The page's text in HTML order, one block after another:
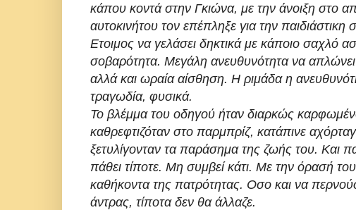
κάπου κοντά στην Γκιώνα, με την άνοιξη
αυτοκινήτου τον επέπληξε για την
Ετοιμος να γελάσει δηκτικά με κάποιο σαχλό
σοβαρότητα. Μεγάλη ανευθυνότητα να
αλλά και ωραία αίσθηση. Η ριμάδα η
τραγωδία, φυσικά.
Το βλέμμα του οδηγού ήταν διαρκώς
καθρεφτιζόταν στο παρμπρίζ, κατάπινε
ξετυλίγονταν τα παράσημα της ζωής του. Και
πάθει τίποτε. Μη συμβεί κάτι. Με την όρασή
καθήκοντα της πατρότητας. Οσο και να
άντρας, τίποτα δεν θα άλλαζε.